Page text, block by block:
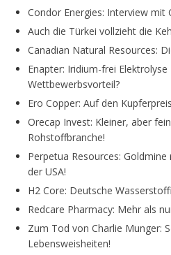
Condor Energies: Interview mit
Auch die Türkei vollzieht die
Canadian Natural Resources:
Enapter: Iridium-frei
Wettbewerbsvorteil?
Ero Copper: Auf den
Orecap Invest: Kleiner, aber
Rohstoffbranche!
Perpetua Resources:
der USA!
H2 Core: Deutsche
Redcare Pharmacy: Mehr als
Zum Tod von Charlie Munger:
Lebensweisheiten!